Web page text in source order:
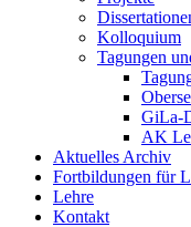
Kolloquium
Tagungen
GiLa-
AK
Aktuelles Archiv
Fortbildungen für
Lehre
Kontakt